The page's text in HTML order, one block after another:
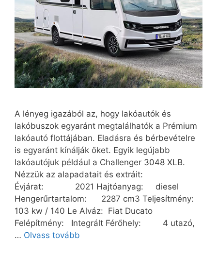
A lényeg igazából az, hogy lakóautók és
lakóbuszok egyaránt megtalálhatók a Prémium
lakóautó flottájában. Eladásra és bérbevételre
is egyaránt kínálják őket. Egyik legújabb
lakóautójuk például a Challenger 3048 XLB.
Nézzük az alapadatait és extráit:
Évjárat: 2021 Hajtóanyag: diesel
Hengerűrtartalom: 2287 cm3 Teljesítmény:
103 kw / 140 Le Alváz: Fiat Ducato
Felépítmény: Integrált Férőhely: 4 utazó,
… Olvass tovább